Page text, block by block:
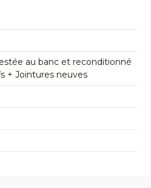
au banc et reconditionné
+ Jointures neuves